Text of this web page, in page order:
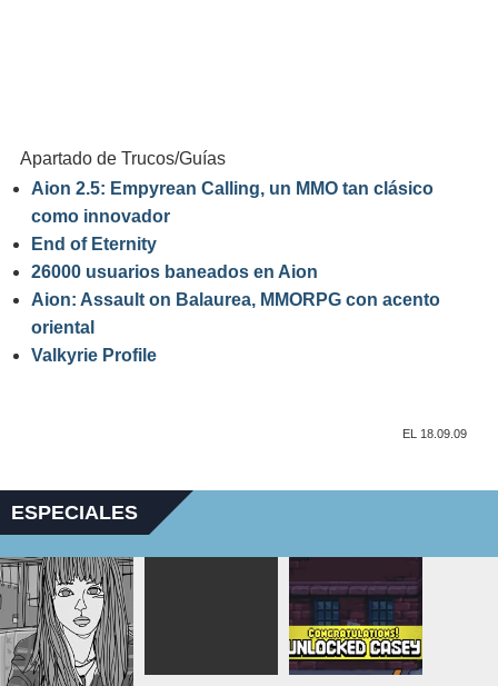
Apartado de Trucos/Guías
Aion 2.5: Empyrean Calling, un MMO tan clásico
como innovador
End of Eternity
26000 usuarios baneados en Aion
Aion: Assault on Balaurea, MMORPG con acento
oriental
Valkyrie Profile
EL 18.09.09
ESPECIALES